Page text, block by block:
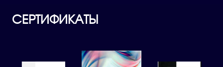
СЕРТИФИКАТЫ